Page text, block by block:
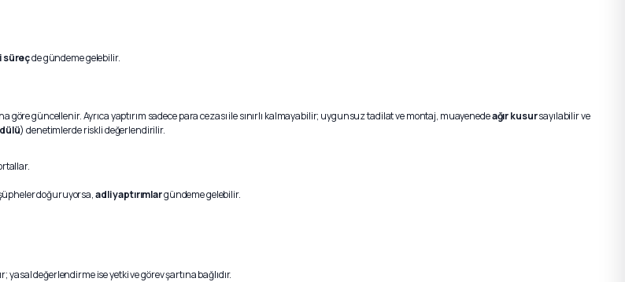
süreçde gündeme gelebilir.
göre güncellenir. Ayrıca yaptırım sadece para cezası ile sınırlı kalmayabilir; uygunsuz tadilat ve montaj, muayenedeağır kusursayılabilir ve
) denetimlerde riskli değerlendirilir.
doğuruyorsa,adli yaptırımlargündeme gelebilir.
değerlendirme ise yetki ve görev şartına bağlıdır.